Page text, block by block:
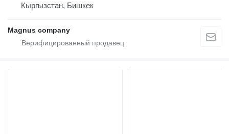
Кыргызстан, Бишкек
Magnus company